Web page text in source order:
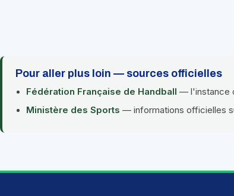
Pour aller plus loin — sources officielles
Fédération Française de Handball — l'instance
Ministère des Sports — informations officielles